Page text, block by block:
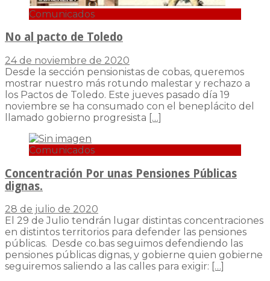
Comunicados
No al pacto de Toledo
24 de noviembre de 2020
Desde la sección pensionistas de cobas, queremos
mostrar nuestro más rotundo malestar y rechazo a
los Pactos de Toledo. Este jueves pasado día 19
noviembre se ha consumado con el beneplácito del
llamado gobierno progresista […]
Comunicados
Concentración Por unas Pensiones Públicas
dignas.
28 de julio de 2020
El 29 de Julio tendrán lugar distintas concentraciones
en distintos territorios para defender las pensiones
públicas. Desde co.bas seguimos defendiendo las
pensiones públicas dignas, y gobierne quien gobierne
seguiremos saliendo a las calles para exigir: […]